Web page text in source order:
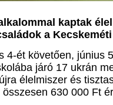
kaptak
a
4-ét követően, június
járó 17 ukrán
élelmiszer és
630 000 Ft